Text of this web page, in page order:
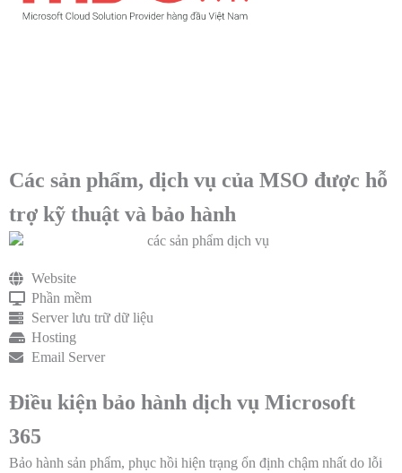
Các sản phẩm, dịch vụ của MSO được hỗ
trợ kỹ thuật và bảo hành
Website
Phần mềm
Server lưu trữ dữ liệu
Hosting
Email Server
Điều kiện bảo hành dịch vụ Microsoft
365
Bảo hành sản phẩm, phục hồi hiện trạng ổn định chậm nhất do lỗi